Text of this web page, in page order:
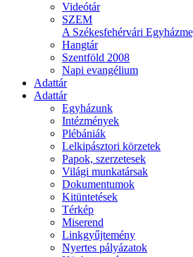
Videótár
SZEM
A Székesfehérvári
Hangtár
Szentföld 2008
Napi evangélium
Adattár
Adattár
Egyházunk
Intézmények
Plébániák
Lelkipásztori körzetek
Papok, szerzetesek
Világi munkatársak
Dokumentumok
Kitüntetések
Térkép
Miserend
Linkgyűjtemény
Nyertes pályázatok